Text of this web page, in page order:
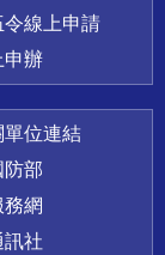
令線上申請
申辦
單位連結
防部
網
訊社